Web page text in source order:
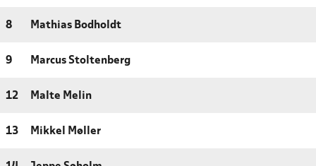
8 Mathias Bodholdt
9 Marcus Stoltenberg
12 Malte Melin
13 Mikkel Møller